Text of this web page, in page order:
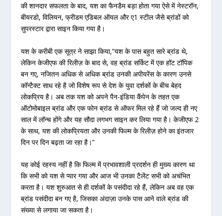
की शानदार सफलता के बाद, यश का फैनडैम बड़ा होता गया ऐसे में नेस्टरॉन,
बीयरडो, विलियन, फ्रीडम एडिबल ऑयल और ए1 स्टील जैसे ब्रांडों को
सुपरस्टार द्वारा साइन किया गया है।
यश के करीबी एक सूत्र ने साझा किया,”यश के पास बहुत सारे ब्रांड थे,
लेकिन केजीएफ की रिलीज़ के बाद से, वह ब्रांड सर्किट में एक हॉट टॉपिक
बन गए, नजितन अधिक से अधिक ब्रांड उनकी अपीयरेंस के कारण उनसे
कॉन्टैक्ट साध रहे है जो विशेष रूप से देश के युवा दर्शकों के बीच बेहद
लोकप्रिय है। अब तक यश को अपने पैन-इंडिया कैंपेन के तहत एक
ऑटोमोबाइल ब्रांड और एक फोन ब्रांड से ऑफर मिल रहे हैं जो जल्द ही नए
साल में लॉन्च होंगे और यह सौदा लगभग साइन कर लिया गया है। केजीएफ 2
के साथ, यश की लोकप्रियता और उनकी फिल्म के रिलीज़ होने का इंतजार
दिन पर दिन बढ़ता जा रहा है।”
यह कोई रहस्य नहीं है कि फिल्म में प्रभावशाली प्रदर्शन ही मुख्य कारण था
कि सभी को यश से प्यार गया और आज भी उनका टैलेंट सभी को अचंभित
करता है। यश शुरुआत से ही दर्शकों के पसंदीदा रहे हैं, लेकिन अब वह एक
ब्रांड पसंदीदा बन गए है, जिसका अंदाज़ा उनके पास आने वाले ब्रांड की
संख्या से लगाया जा सकता है।